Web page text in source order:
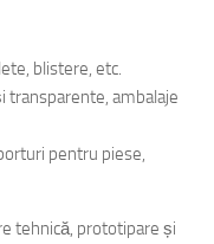
blistere, etc.
transparente, ambalaje
pentru piese,
tehnică, prototipare și